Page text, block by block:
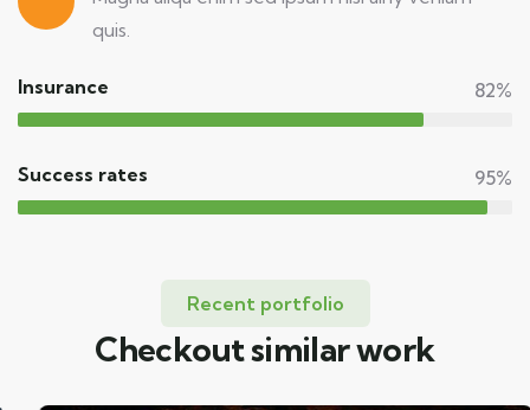
quis.
Insurance 82%
Success rates 95%
Recent portfolio
Checkout similar work